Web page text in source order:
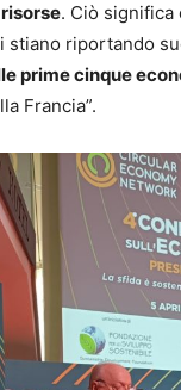
. Ciò significa
riportando
prime cinque
Francia”.